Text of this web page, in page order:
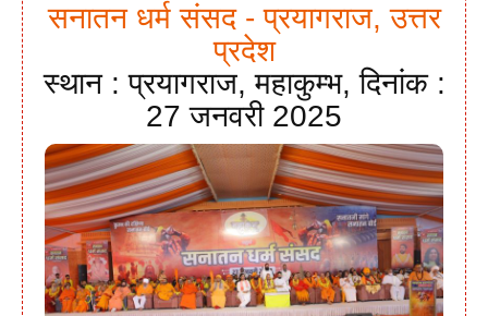
सनातन धर्म संसद - प्रयागराज, उत्तर
प्रदेश
स्थान : प्रयागराज, महाकुम्भ, दिनांक :
27 जनवरी 2025